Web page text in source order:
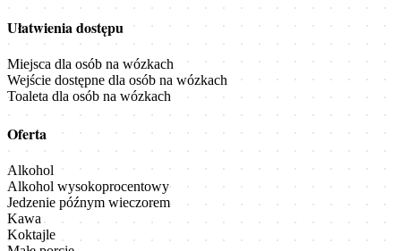
Ułatwienia dostępu
Miejsca dla osób na wózkach
Wejście dostępne dla osób na wózkach
Toaleta dla osób na wózkach
Oferta
Alkohol
Alkohol wysokoprocentowy
Jedzenie późnym wieczorem
Kawa
Koktajle